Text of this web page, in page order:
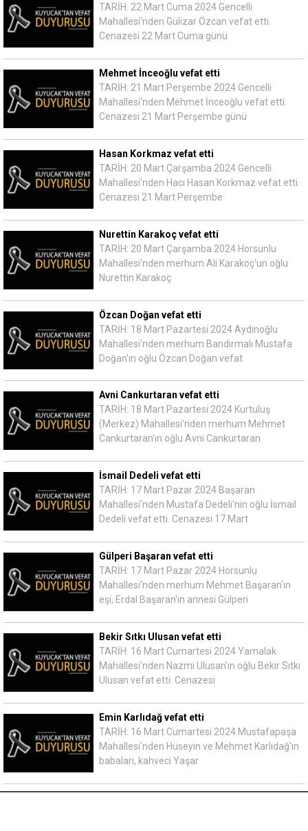
TARİH: 22 Mart Cuma 2024 Gencelli
Mahallesi'nden Gülizar Özcan vefat etti.
Cenazesi 22 Mart Cuma günü
Mehmet İnceoğlu vefat etti
TARİH: 21 Mart Perşembe 2024 Gencelli
Mahallesi'nden Mehmet İnceoğlu vefat etti.
Cenazesi 21 Mart Perşembe günü
Hasan Korkmaz vefat etti
TARİH: 20 Mart Çarşamba 2024 Gencelli
Mahallesi'nden Hacı Hasan Korkmaz vefat etti.
Cenazesi 21 Mart Perşembe
Nurettin Karakoç vefat etti
TARİH: 20 Mart Çarşamba 2024 Horsunlu
Mahallesi'nden merhum Ali Karakoç'un oğlu
Nurettin Karakoç
Özcan Doğan vefat etti
TARİH: 18 Mart Pazartesi 2024 Aydınoğlu
Mahallesi'nden merhum Bandırmalı Mustafa
Doğan'ın oğlu Özcan Doğan vefat
Avni Cankurtaran vefat etti
TARİH: 18 Mart Pazartesi 2024 Kurtuluş
(Merkez) Mahallesi'nden merhum Mehmet
Cankurtaran'ın oğlu Avni Cankurtaran
İsmail Dedeli vefat etti
TARİH: 17 Mart Pazar 2024 Başaran
Mahallesi'nden Mustafa Dedeli'nin oğlu İsmail
Dedeli vefat etti. Cenazesi 17 Mart
Gülperi Başaran vefat etti
TARİH: 17 Mart Pazar 2024 Horsunlu
Mahallesi'nden merhum Mehmet Başaran'ın
eşi, Erdal Başaran'ın annesi Gülperi
Bekir Sıtkı Ulusan vefat etti
TARİH: 16 Mart Cumartesi 2024 Yamalak
Mahallesi'nden Nazmi Ulusan'ın oğlu Bekir Sıtkı
Ulusan vefat etti. Cenazesi
Emin Karlıdağ vefat etti
TARİH: 16 Mart Cumartesi 2024 Mustafapaşa
Mahallesi'nden Hüseyin ve Mehmet Karlıdağ'ın
babaları, kahveci Yaşar